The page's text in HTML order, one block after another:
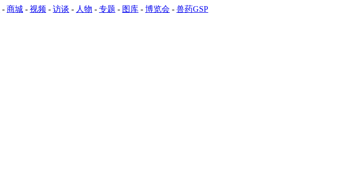
- 商城 - 视频 - 访谈 - 人物 - 专题 - 图库 - 博览会 - 兽药GSP